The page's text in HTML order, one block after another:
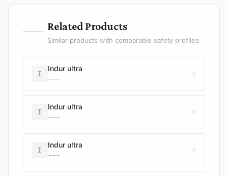
— Related Products
Similar products with comparable safety profiles
I
Indur ultra
---
I
Indur ultra
---
I
Indur ultra
---